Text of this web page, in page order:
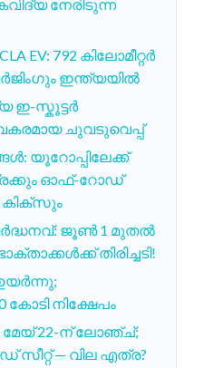
നേരിടുന്ന
792 കിലോമീറ്റർ
ഇന്ത്യയിൽ
ഇ-സ്കൂട്ടർ
ചുവടുവെപ്പ്
യൂറോപ്പിലേക്ക്
ഓഫ്-റോഡ്
കിക്സും
ജൂൺ 1 മുതൽ
തിരിച്ചടി!
കോടി നിക്ഷേപം
മേയ് 22-ന് ലോഞ്ച്;
സീറ്റ് — വില എത്ര?